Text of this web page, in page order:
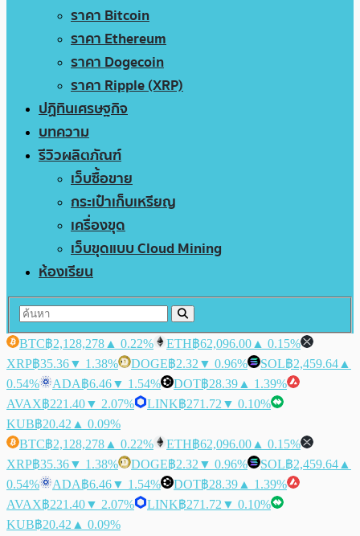
ราคา Bitcoin
ราคา Ethereum
ราคา Dogecoin
ราคา Ripple (XRP)
ปฏิทินเศรษฐกิจ
บทความ
รีวิวผลิตภัณฑ์
เว็บซื้อขาย
กระเป๋าเก็บเหรียญ
เครื่องขุด
เว็บขุดแบบ Cloud Mining
ห้องเรียน
BTC฿2,128,278 ▲ 0.22% ETH฿62,096.00 ▲ 0.15%
XRP฿35.36▼ 1.38% DOGE฿2.32 ▼ 0.96% SOL฿2,459.64 ▲
0.54%
ADA฿6.46▼ 1.54% DOT฿28.39 ▲ 1.39%
AVAX฿221.40▼ 2.07% LINK฿271.72 ▼ 0.10%
KUB฿20.42 ▲ 0.09%
BTC฿2,128,278 ▲ 0.22% ETH฿62,096.00 ▲ 0.15%
XRP฿35.36▼ 1.38% DOGE฿2.32 ▼ 0.96% SOL฿2,459.64 ▲
0.54%
ADA฿6.46▼ 1.54% DOT฿28.39 ▲ 1.39%
AVAX฿221.40▼ 2.07% LINK฿271.72 ▼ 0.10%
KUB฿20.42 ▲ 0.09%